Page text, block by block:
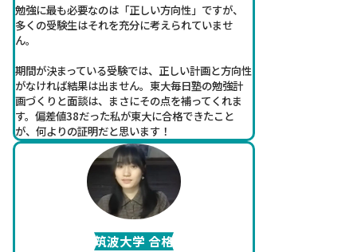
勉強に最も必要なのは「正しい方向性」ですが、
多くの受験生はそれを充分に考えられていませ
ん。
期間が決まっている受験では、正しい計画と方向性
がなければ結果は出ません。東大毎日塾の勉強計
画づくりと面談は、まさにその点を補ってくれま
す。偏差値38だった私が東大に合格できたこと
が、何よりの証明だと思います！
筑波大学 合格